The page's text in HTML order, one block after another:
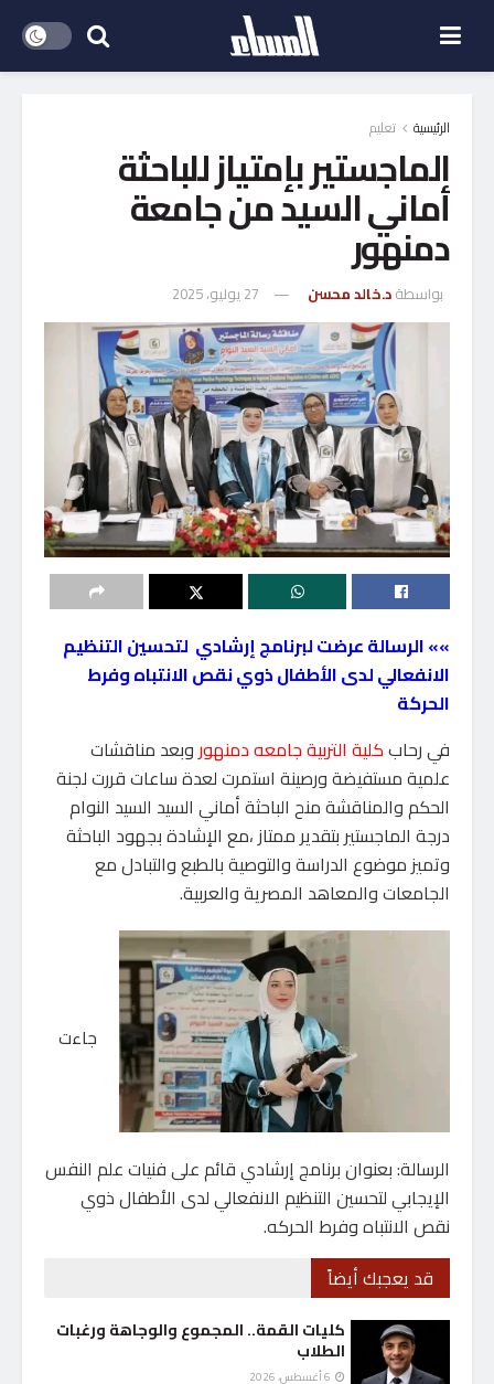
الرئيسية تعليم
الماجستير بإمتياز للباحثة
أماني السيد من جامعة
دمنهور
بواسطةد.خالد محسن 27 يوليو، 2025
»» الرسالة عرضت لبرنامج إرشادي لتحسين التنظيم
الانفعالي لدى الأطفال ذوي نقص الانتباه وفرط
الحركة
في رحابكلية التربية جامعه دمنهور وبعد مناقشات
علمية مستفيضة ورصينة استمرت لعدة ساعات قررت لجنة
الحكم والمناقشة منح الباحثة أماني السيد السيد النوام
درجة الماجستير بتقدير ممتاز ،مع الإشادة بجهود الباحثة
وتميز موضوع الدراسة والتوصية بالطبع والتبادل مع
الجامعات والمعاهد المصرية والعربية.
جاءت
الرسالة: بعنوان برنامج إرشادي قائم على فنيات علم النفس
الإيجابي لتحسين التنظيم الانفعالي لدى الأطفال ذوي
نقص الانتباه وفرط الحركه.
قد يعجبك أيضاً
كليات القمة.. المجموع والوجاهة ورغبات
الطلاب